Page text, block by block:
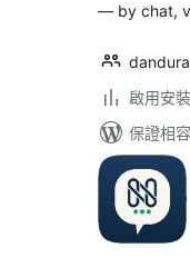
— by chat,
啟用安
保證相